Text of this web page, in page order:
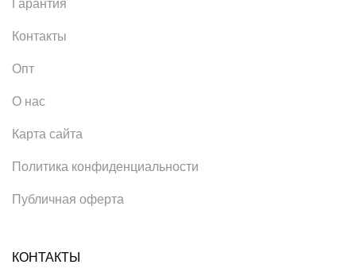
Гарантия
Контакты
Опт
О нас
Карта сайта
Политика конфиденциальности
Публичная оферта
КОНТАКТЫ